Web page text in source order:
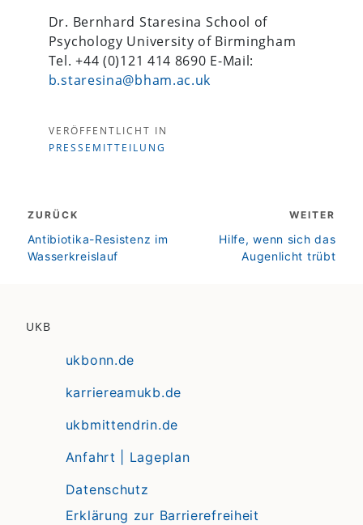
Dr. Bernhard Staresina School of
Psychology University of Birmingham
Tel. +44 (0)121 414 8690 E-Mail:
b.staresina@bham.ac.uk
VERÖFFENTLICHT IN
PRESSEMITTEILUNG
ZURÜCK
zurück
Antibiotika-Resistenz im
Wasserkreislauf
WEITER
weiter
Hilfe, wenn sich das
Augenlicht trübt
UKB
ukbonn.de
karriereamukb.de
ukbmittendrin.de
Anfahrt | Lageplan
Datenschutz
Erklärung zur Barrierefreiheit